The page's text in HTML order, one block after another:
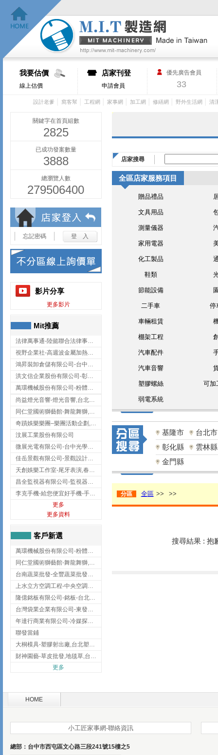
我要估價
線上估價
店家刊登
申請會員
優先廣告會員
33
設計老爹 窩客幫 工程網 家事網 加工網 修繕網 野外生活網 清
關鍵字在首頁組數
2825
已成功發案數量
3888
總瀏覽人數
279506400
忘記密碼
影片分享
更多影片
Mit推薦
法律萬事通-陸懿聯合法律事務所
視野企業社-高週波金屬加熱設備,彰化高週波金屬加熱設備
鴻昇裝卸倉儲有限公司-台中貨櫃裝卸
洪文信企業股份有限公司-彰化鋅合金鑄造,彰化五金加工,彰化五金配件
萬環機械股份有限公司-粉體塗裝設備,輸送機,輸送機設備,台南輸送機
尚益燈光音響-燈光音響,台北燈光音響,台北燈光音響出租
同仁堂國術獅藝館-舞龍舞獅,台中舞龍舞獅
奇蹟娛樂樂團–樂團活動企劃,台中樂團表演,台中婚禮樂團
汶展工業股份有限公司
微展光電有限公司-台中光學鍍膜,optical filter taiwan,台灣光學鍍膜
佳岳景觀有限公司-景觀設計公司,台北景觀設計,台北景觀工程,中山區景觀設計
天創娛樂工作室-尾牙表演,春酒表演,板橋尾牙表演
昌全監視器有限公司-監視器安裝,高雄監視器安裝,鳳山區監視器安裝
李克手機-給您便宜好手機-手機收購,屏東手機收購
更多
更多資料
客戶新選
萬環機械股份有限公司-粉體塗裝設備,輸送機,輸送機設備,台南輸送機
同仁堂國術獅藝館-舞龍舞獅,台中舞龍舞獅
台南蔬菜批發-全豐蔬菜批發專送/台南蔬菜箱宅配到府
上水立方空調工程-中央空調規劃,台北中央空調規劃
隆億銘板有限公司-銘板-台北銘板-板橋銘板
台灣袋業企業有限公司-東發企業社/台中太空袋/太空包
年達行商業有限公司-冷媒探漏儀,壓力錶組,真空泵浦,台北冷凍空調材料
聯發當鋪
大桐模具-塑膠射出廠,台北塑膠射出廠
財神園藝-草皮批發,地毯草,台北草,彰化地毯草,彰化台北草
更多
店家搜尋
全區店家服務項目
贈品禮品
文具用品
測量儀器
家用電器
化工製品
鞋類
節能設備
二手車 停
車輛租賃
棚架工程
汽車配件
汽車音響
塑膠螺絲 可加
弱電系統
基隆市
台北市
彰化縣
雲林縣
金門縣
分區 全區 >> >>
搜尋結果 : 抱
HOME
小工匠家事網-聯絡資訊
總部：台中市西屯區文心路三段241號15樓之5